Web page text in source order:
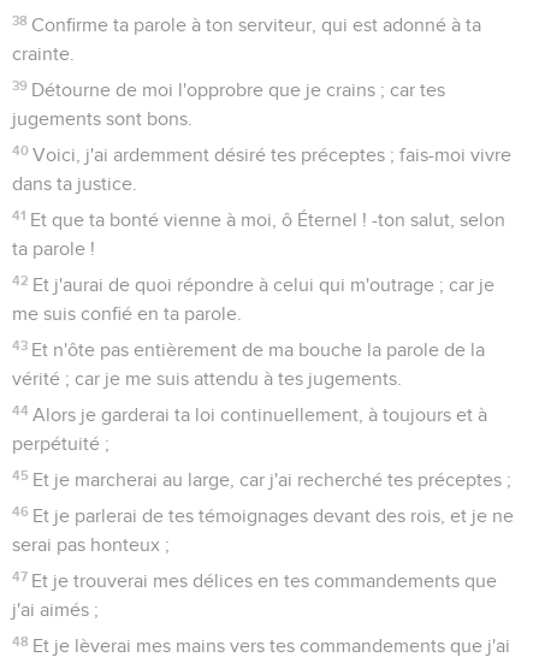
38 Confirme ta parole à ton serviteur, qui est adonné à ta
crainte.
39 Détourne de moi l'opprobre que je crains ; car tes
jugements sont bons.
40 Voici, j'ai ardemment désiré tes préceptes ; fais-moi vivre
dans ta justice.
41 Et que ta bonté vienne à moi, ô Éternel ! -ton salut, selon
ta parole !
42 Et j'aurai de quoi répondre à celui qui m'outrage ; car je
me suis confié en ta parole.
43 Et n'ôte pas entièrement de ma bouche la parole de la
vérité ; car je me suis attendu à tes jugements.
44 Alors je garderai ta loi continuellement, à toujours et à
perpétuité ;
45 Et je marcherai au large, car j'ai recherché tes préceptes ;
46 Et je parlerai de tes témoignages devant des rois, et je ne
serai pas honteux ;
47 Et je trouverai mes délices en tes commandements que
j'ai aimés ;
48 Et je lèverai mes mains vers tes commandements que j'ai